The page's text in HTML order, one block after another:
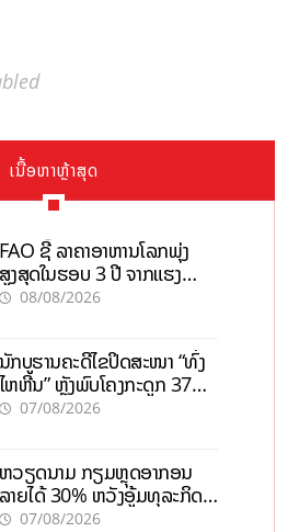
ເນື້ອຫາຫຼ້າສຸດ
FAO ຊີ້ ລາຄາອາຫານໂລກພຸ່ງ
ສູງສຸດໃນຮອບ 3 ປີ ຈາກແຮງ
ກົດດັນຂອງສົງຄາມ, El nino
08/08/2026
ນັກບູຮານຄະດີໄຂປິດສະໜາ “ທົ່ງ
ໄຫຫີນ” ຫຼັງພົບໂຄງກະດູກ 37
ຄົນໃນຫີນຍັກ
07/08/2026
ຫວຽດນາມ ກຽມຫຼຸດອາກອນ
ລາຍໄດ້ 30% ຫວັງອູ້ມທຸລະກິດ
ຂະໜາດນ້ອຍ ແລະ ຈຸນລະ
07/08/2026